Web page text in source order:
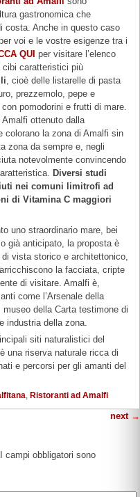
gastronomica che
costa. Anche in questo caso
voi e le vostre esigenze tra i
QUI per visitare l’elenco
cibi caratteristici più
, cioè delle listarelle di pasta
prezzemolo, pepe e
pomodorini e frutti di mare.
ottenuto dalla
colorano la zona di Amalfi sin
zona da sempre e, negli
notevolmente convincendo
Diversi studi
nei comuni limitrofi ad
di Vitamina C maggiori
uno straordinario mare, bei
già anticipato, la proposta è
vista storico e architettonico,
la facciata, cripte
di visitare. Amalfi è,
come l’Arsenale della
della Carta testimone di
industria della zona.
siti naturalistici del
è una riserva naturale ricca di
e percorsi per gli amanti del
Ristoranti ad Amalfi
next →
I campi obbligatori sono